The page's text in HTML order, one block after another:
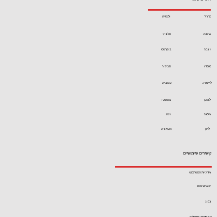
קישורים שימושיים
תנאי שימוש
מדיניות המשתמש
בלוג
סביליה
ולנסיה מדריד
סלוניקי אתונה
טולדו
בוקרשט
נאפפליו
ז'נבה
לוזאן
סגוביה
מלגה
לייפציג
מטאורה
וינה
ליון